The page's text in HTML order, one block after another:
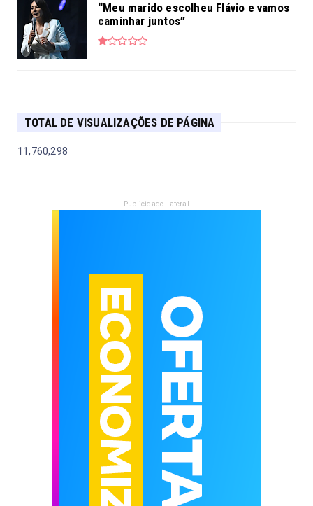
“Meu marido escolheu Flávio e vamos
caminhar juntos”
TOTAL DE VISUALIZAÇÕES DE PÁGINA
11,760,298
- Publicidade Lateral -